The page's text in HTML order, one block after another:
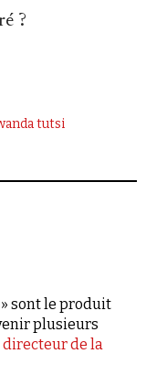
?
tutsi
sont le produit
plusieurs
directeur de la